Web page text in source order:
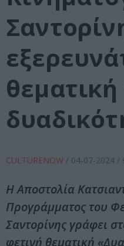
θεματική
CULTURENOW / 04-07-2024 /
Η Αποστολία
Προγράμματος του
Σαντορίνης γράφει
φετινή θεματική